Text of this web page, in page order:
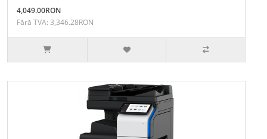
4,049.00RON
Fără TVA: 3,346.28RON